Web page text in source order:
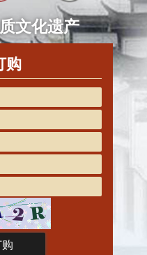
文化遗产
购